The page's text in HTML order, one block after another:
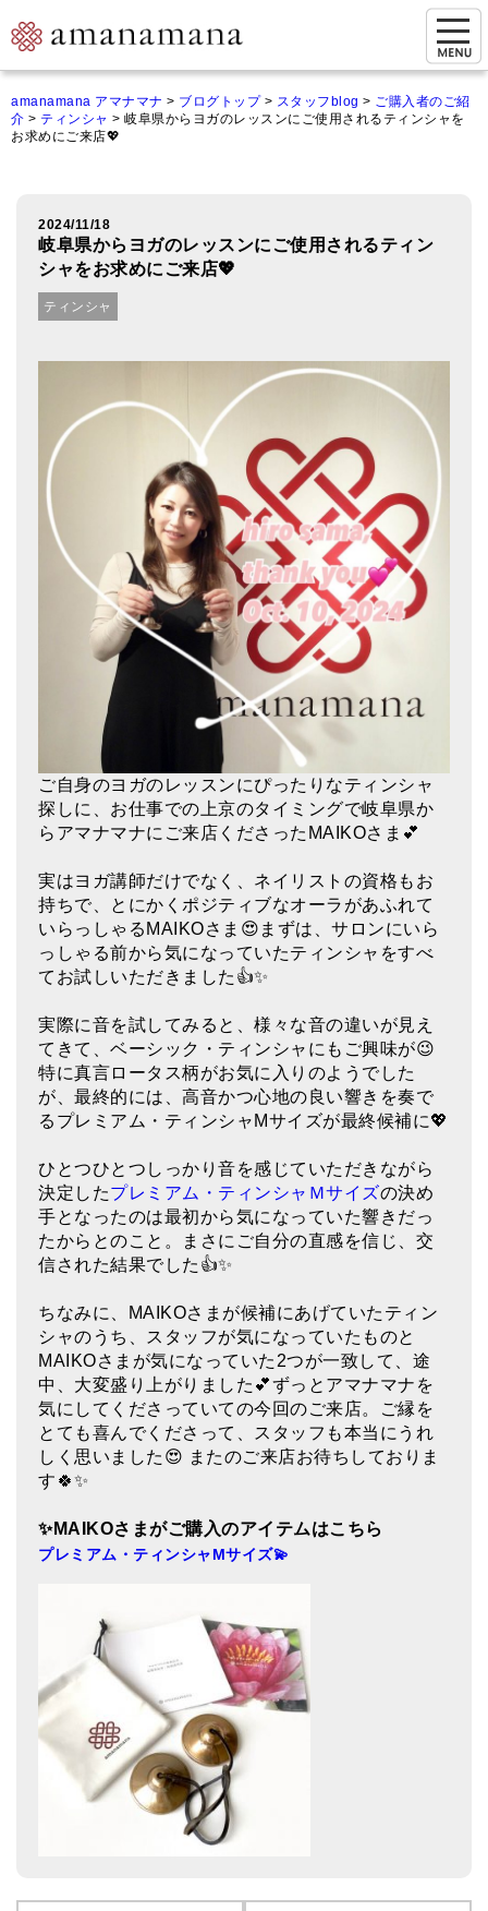
マイページ
ご来店&購入
オンライン相談&購入
シンギングボウル講座
オンラインショップ
カートを見る
アマナマナのシンギングボウル
チベット・シンギングボウル
新・鍛造スペシャル
マンダラ彫（黒・渋金）
人気の3点セット
お得なアマナマナ・セット
特大シンギングボウル・特殊柄
スティック・マレット・リング（台座）
アマナマナのティンシャ
プレミアム・ティンシャ（L・M）
ベーシック・ティンシャ（4種）
チベット・真マントラ香
お香定期購入（ラクとくサブスク）
ベル＆ドルジェ
シンギングボウル入門本・CD
アウトレット
オリジナルグッズ
神々とつながるジュエリー
ヒーリング・マンダラポスター
ロゴステッカー・ポストカード各種
亡命チベット人尼僧のお守り・チャーム
チベット・マントラ・ヒーリングCD
シンギングボウル講座
初級講座
倍音呼吸法レッスン
中級講座
上級講座
ビギナー講師・養成講座
amanamana アマナマナ > ブログトップ> スタッフblog > ご購入者のご紹
介 > ティンシャ > 岐阜県からヨガのレッスンにご使用されるティンシャを
お求めにご来店💖
2024/11/18
岐阜県からヨガのレッスンにご使用されるティン
シャをお求めにご来店💖
ティンシャ
ご自身のヨガのレッスンにぴったりなティンシャ
探しに、お仕事での上京のタイミングで岐阜県か
らアマナマナにご来店くださったMAIKOさま💕
実はヨガ講師だけでなく、ネイリストの資格もお
持ちで、とにかくポジティブなオーラがあふれて
いらっしゃるMAIKOさま😍まずは、サロンにいら
っしゃる前から気になっていたティンシャをすべ
てお試しいただきました👍✨
実際に音を試してみると、様々な音の違いが見え
てきて、ベーシック・ティンシャにもご興味が😉
特に真言ロータス柄がお気に入りのようでした
が、最終的には、高音かつ心地の良い響きを奏で
るプレミアム・ティンシャMサイズが最終候補に💖
ひとつひとつしっかり音を感じていただきながら
決定したプレミアム・ティンシャＭサイズの決め
手となったのは最初から気になっていた響きだっ
たからとのこと。まさにご自分の直感を信じ、交
信された結果でした👍✨
ちなみに、MAIKOさまが候補にあげていたティン
シャのうち、スタッフが気になっていたものと
MAIKOさまが気になっていた2つが一致して、途
中、大変盛り上がりました💕ずっとアマナマナを
気にしてくださっていての今回のご来店。ご縁を
とても喜んでくださって、スタッフも本当にうれ
しく思いました😍 またのご来店お待ちしておりま
す🍀✨
✨MAIKOさまがご購入のアイテムはこちら
プレミアム・ティンシャMサイズ💫